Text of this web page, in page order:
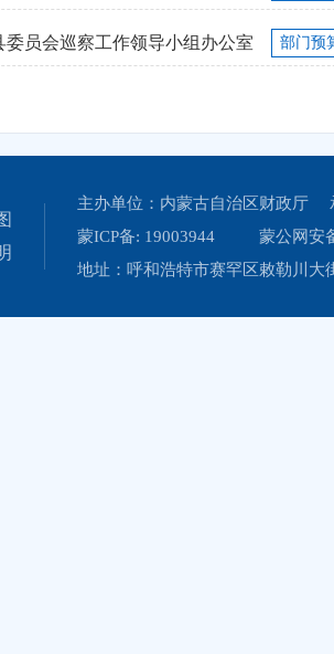
委员会巡察工作领导小组办公室 部门预
主办单位：内蒙古自治区财政厅
蒙ICP备: 19003944
蒙公网安
地址：呼和浩特市赛罕区敕勒川